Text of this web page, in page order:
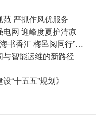
严抓作风优服务
网 迎峰度夏护清凉
福州平潭、闽清供电:联合开展“岚海书香汇 梅邑阅同行”职工阅读分享会
智能运维的新路径
“十五五”规划》